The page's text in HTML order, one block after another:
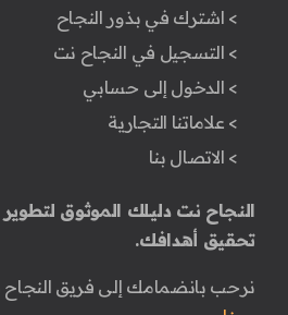
> اشترك في بذور النجاح
> التسجيل في النجاح نت
> الدخول إلى حسابي
> علاماتنا التجارية
> الاتصال بنا
النجاح نت دليلك الموثوق
تحقيق أهدافك.
نرحب بانضمامك إلى فريق